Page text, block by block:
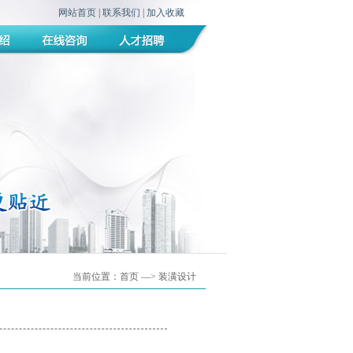
网站首页 联系我们 加入收藏
当前位置： 首页 —> 装潢设计